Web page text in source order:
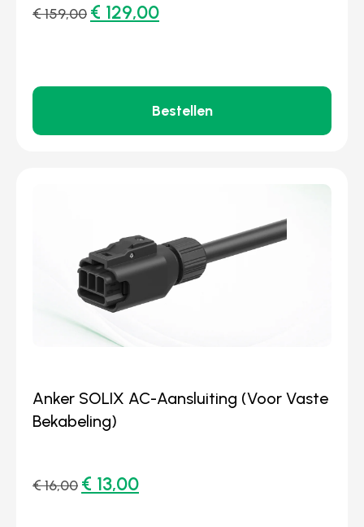
€159,00 € 129,00
Bestellen
Anker SOLIX AC-Aansluiting (Voor Vaste
Bekabeling)
€16,00 € 13,00